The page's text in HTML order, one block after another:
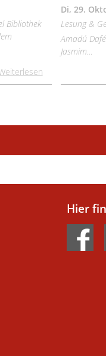
Bibliothek
Di, 29.
Lesung &
Amadú
Jasmim…
Hier